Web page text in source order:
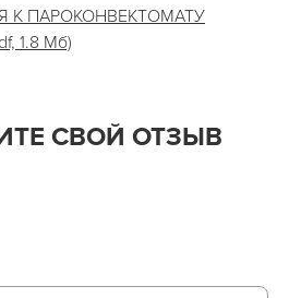
К ПАРОКОНВЕКТОМАТУ
1.8 Мб)
СВОЙ ОТЗЫВ